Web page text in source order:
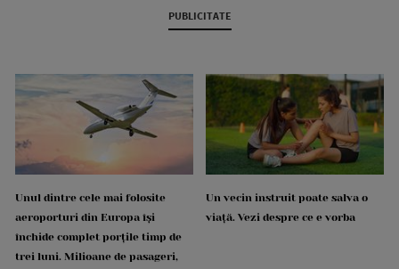
PUBLICITATE
Unul dintre cele mai folosite
aeroporturi din Europa își
închide complet porțile timp de
trei luni. Milioane de pasageri,
Un vecin instruit poate salva o
viață. Vezi despre ce e vorba